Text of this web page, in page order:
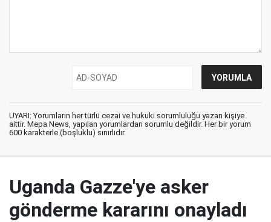
UYARI: Yorumların her türlü cezai ve hukuki sorumluluğu yazan kişiye
aittir. Mepa News, yapılan yorumlardan sorumlu değildir. Her bir yorum
600 karakterle (boşluklu) sınırlıdır.
Uganda Gazze'ye asker
gönderme kararını onayladı